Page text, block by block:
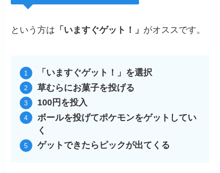
という方は 「いますぐゲット！」 がオススです。
「いますぐゲット！」を選択
草むらにお菓子を投げる
100円を投入
ボールを投げてポケモンをゲットしてい
く
ゲットできたらピックが出てくる